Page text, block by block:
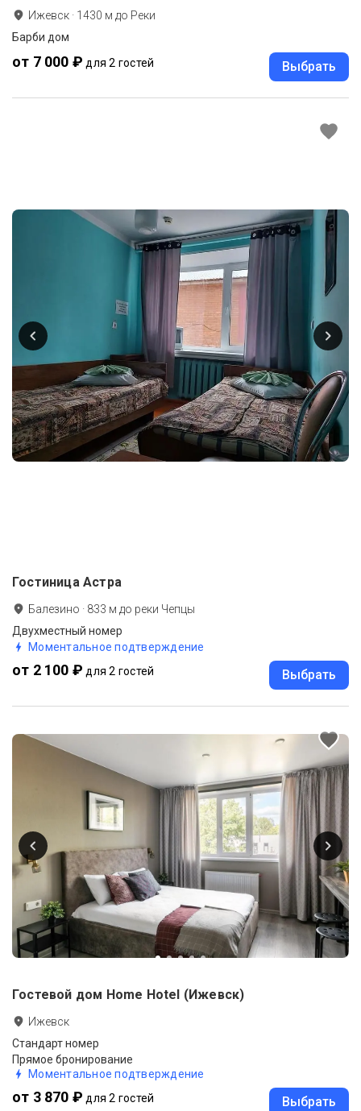
Ижевск · 1430 м до Реки
Барби дом
от 7 000 ₽ для 2 гостей Выбрать
Гостиница Астра
Балезино · 833 м до реки Чепцы
Двухместный номер
Моментальное подтверждение
от 2 100 ₽ для 2 гостей Выбрать
Гостевой дом Home Hotel (Ижевск)
Ижевск
Стандарт номер
Прямое бронирование
Моментальное подтверждение
от 3 870 ₽ для 2 гостей Выбрать